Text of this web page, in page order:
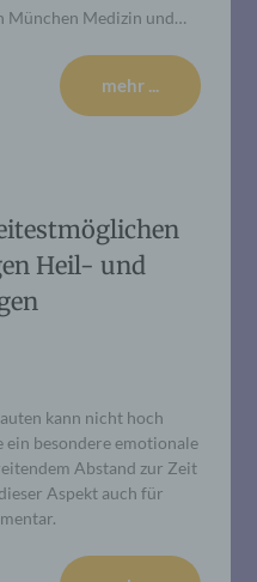
München Medizin und…
mehr ...
Heil- und
kann nicht hoch
ein besondere emotionale
Abstand zur Zeit
Aspekt auch für